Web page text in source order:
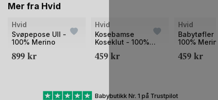
Mer fra Hvid
Hvid
Svøpepose Ull -
100% Merino
899 kr
Hvid
Kosebamse
Koseklut - 100%
Ull | Teddy Tokki
459 kr
Hvid
Babytøfler
100%
459 kr
Babybutikk Nr. 1 på Trustpilot